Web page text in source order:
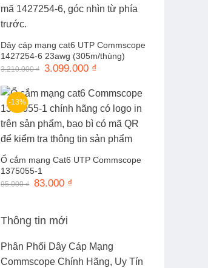
Dây cáp mạng cat6 UTP Commscope
1427254-6 23awg (305m/thùng)
3.210.000₫
Giá
3.210.000 ₫.
3.099.000 ₫
là:
3.099.000 ₫.
-13%
Ổ cắm mạng Cat6 UTP Commscope
1375055-1
95.000₫ Giá
83.000 ₫
Thông tin mới
Phân Phối Dây Cáp Mạng
Commscope Chính Hãng, Uy Tín